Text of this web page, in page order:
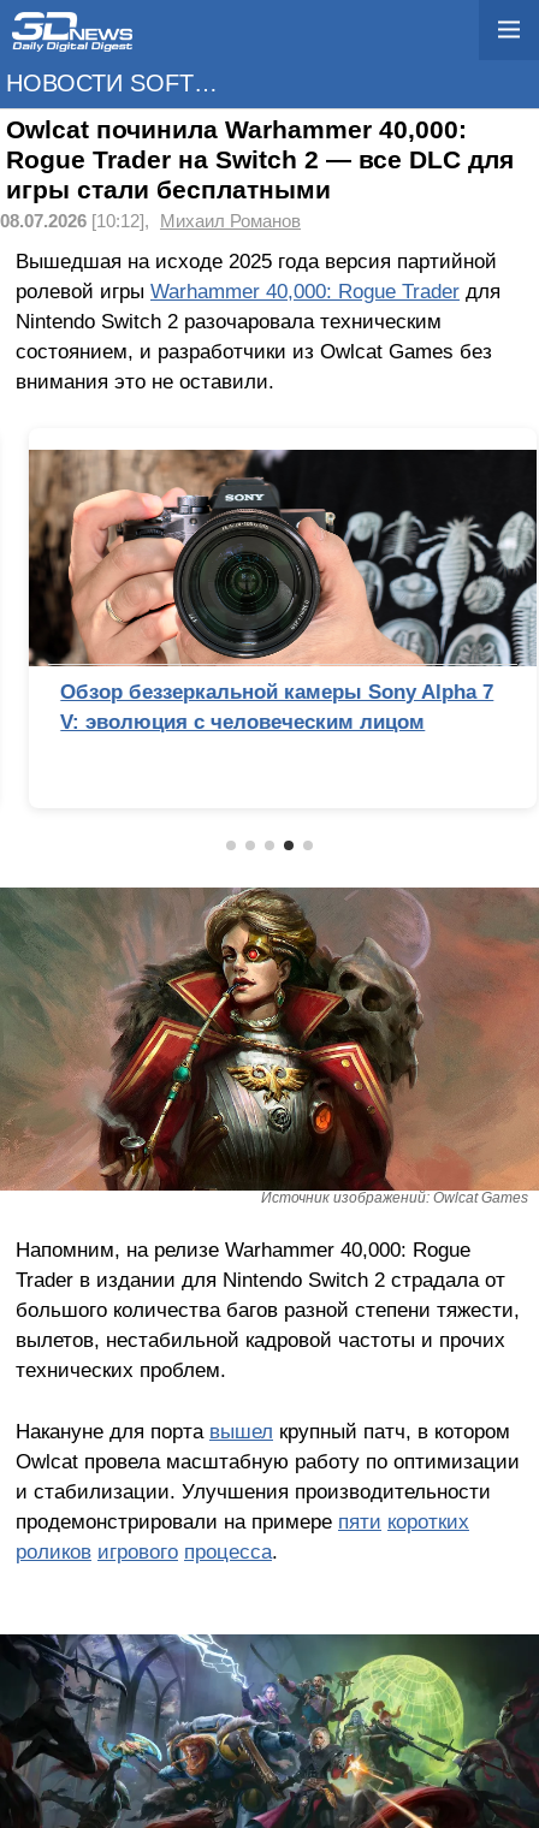
НОВОСТИ SOFTWARE
Owlcat починила Warhammer 40,000:
Rogue Trader на Switch 2 — все DLC для
игры стали бесплатными
08.07.2026 [10:12], Михаил Романов
Вышедшая на исходе 2025 года версия партийной
ролевой игры Warhammer 40,000: Rogue Traderдля
Nintendo Switch 2 разочаровала техническим
состоянием, и разработчики из Owlcat Games без
внимания это не оставили.
Обзор беззеркальной камеры Sony Alpha 7
V: эволюция с человеческим лицом
Источник изображений: Owlcat Games
Напомним, на релизе Warhammer 40,000: Rogue
Trader в издании для Nintendo Switch 2 страдала от
большого количества багов разной степени тяжести,
вылетов, нестабильной кадровой частоты и прочих
технических проблем.
Накануне для порта вышел крупный патч, в котором
Owlcat провела масштабную работу по оптимизации
и стабилизации. Улучшения производительности
продемонстрировали на примере пяти коротких
роликов игрового процесса.